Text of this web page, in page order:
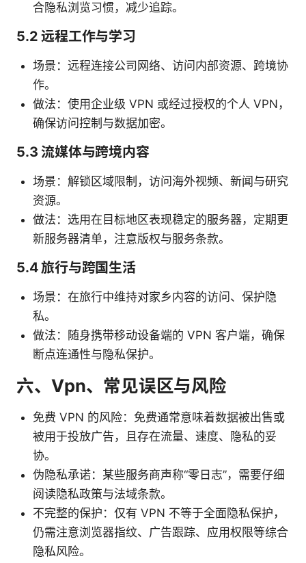
合隐私浏览习惯，减少追踪。
5.2 远程工作与学习
场景：远程连接公司网络、访问内部资源、跨境协
作。
做法：使用企业级 VPN 或经过授权的个人 VPN，
确保访问控制与数据加密。
5.3 流媒体与跨境内容
场景：解锁区域限制，访问海外视频、新闻与研究
资源。
做法：选用在目标地区表现稳定的服务器，定期更
新服务器清单，注意版权与服务条款。
5.4 旅行与跨国生活
场景：在旅行中维持对家乡内容的访问、保护隐
私。
做法：随身携带移动设备端的 VPN 客户端，确保
断点连通性与隐私保护。
六、Vpn、常见误区与风险
免费 VPN 的风险：免费通常意味着数据被出售或
被用于投放广告，且存在流量、速度、隐私的妥
协。
伪隐私承诺：某些服务商声称“零日志”，需要仔细
阅读隐私政策与法域条款。
不完整的保护：仅有 VPN 不等于全面隐私保护，
仍需注意浏览器指纹、广告跟踪、应用权限等综合
隐私风险。